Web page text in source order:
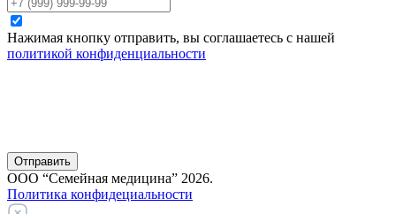
Нажимая кнопку отправить, вы соглашаетесь с нашей
политикой конфиденциальности
Отправить
ООО “Семейная медицина” 2026.
Политика конфидециальности